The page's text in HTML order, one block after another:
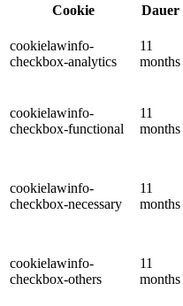
Cookie
Dauer
cookielawinfo-
checkbox-analytics
11
months
cookielawinfo-
checkbox-functional
11
months
cookielawinfo-
checkbox-necessary
11
months
cookielawinfo-
checkbox-others
11
months